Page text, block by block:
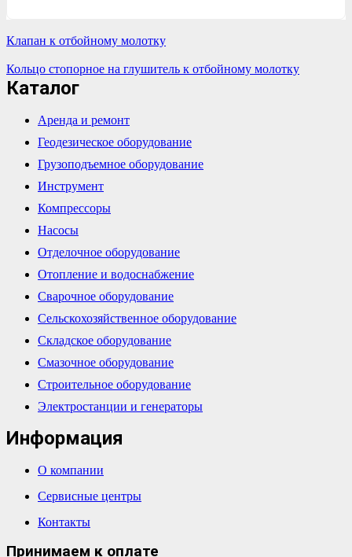
Клапан к отбойному молотку
Кольцо стопорное на глушитель к отбойному молотку
Каталог
Аренда и ремонт
Геодезическое оборудование
Грузоподъемное оборудование
Инструмент
Компрессоры
Насосы
Отделочное оборудование
Отопление и водоснабжение
Сварочное оборудование
Сельскохозяйственное оборудование
Складское оборудование
Смазочное оборудование
Строительное оборудование
Электростанции и генераторы
Информация
О компании
Сервисные центры
Контакты
Принимаем к оплате